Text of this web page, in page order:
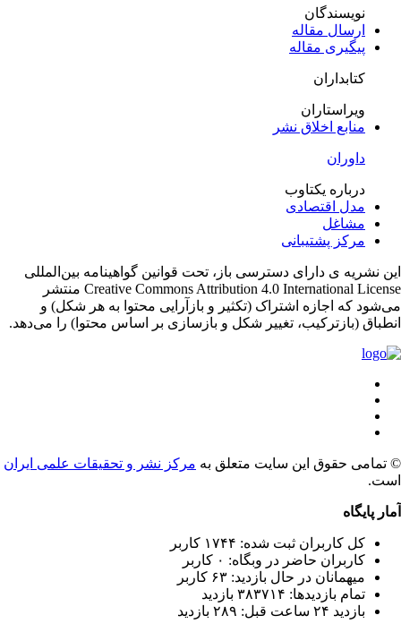
نویسندگان
ارسال مقاله
پیگیری مقاله
کتابداران
ویراستاران
منابع اخلاق نشر
داوران
درباره یکتاوب
مدل اقتصادی
مشاغل
مرکز پشتیبانی
نشریه ی دارای دسترسی باز، تحت قوانین گواهینامه بین‌المللی
Creative Commons Attribution 4.0 International License منتشر
که اجازه اشتراک (تکثیر و بازآرایی محتوا به هر شکل) و
(بازترکیب، تغییر شکل و بازسازی بر اساس محتوا) را می‌دهد.
تمامی حقوق این سایت متعلق بهمرکز نشر و تحقیقات علمی ایران
پایگاه
کل کاربران ثبت شده: ۱۷۴۴ کاربر
کاربران حاضر در وبگاه: ۰ کاربر
میهمانان در حال بازدید: ۶۳ کاربر
تمام بازدید‌ها: ۳۸۳۷۱۴ بازدید
بازدید ۲۴ ساعت قبل: ۲۸۹ بازدید